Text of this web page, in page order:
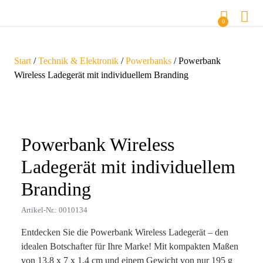
0
Start /Technik & Elektronik /Powerbanks / Powerbank
Wireless Ladegerät mit individuellem Branding
Powerbank Wireless
Ladegerät mit individuellem
Branding
Artikel-Nr.: 0010134
Entdecken Sie die Powerbank Wireless Ladegerät – den
idealen Botschafter für Ihre Marke! Mit kompakten Maßen
von 13,8 x 7 x 1,4 cm und einem Gewicht von nur 195 g